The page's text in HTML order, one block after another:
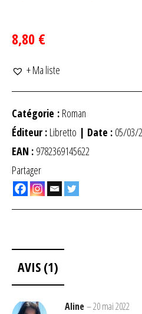
8,80 €
+ Ma liste
Catégorie : Roman
Éditeur : Libretto | Date : 05/03/
EAN : 9782369145622
Partager
AVIS (1)
Aline–20 mai 2022